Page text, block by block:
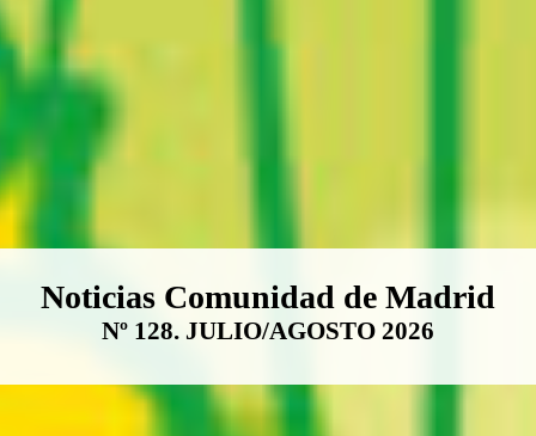
Boletín Noticias Comunidad de
Noticias Comunidad de Madrid
Nº 128. JULIO/AGOSTO 2026